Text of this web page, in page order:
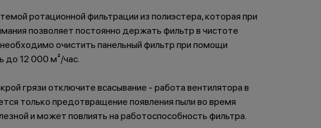
ротационной фильтрации из полиэстера, которая при
позволяет постоянно держать фильтр в чистоте
очистить панельный фильтр при помощи
до 12 000 м²/час.
грязи отключите всасывание - работа вентилятора в
только предотвращение появления пыли во время
и может повлиять на работоспособность фильтра.